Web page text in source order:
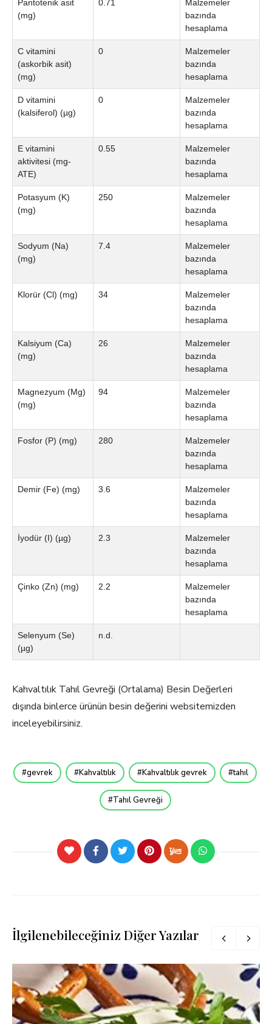
Pantotenik asit
(mg)
0.71
Malzemeler
bazında
hesaplama
C vitamini
(askorbik asit)
(mg)
0
Malzemeler
bazında
hesaplama
D vitamini
(kalsiferol) (µg)
0
Malzemeler
bazında
hesaplama
E vitamini
aktivitesi (mg-
ATE)
0.55
Malzemeler
bazında
hesaplama
Potasyum (K)
(mg)
250
Malzemeler
bazında
hesaplama
Sodyum (Na)
(mg)
7.4
Malzemeler
bazında
hesaplama
Klorür (Cl) (mg) 34
Malzemeler
bazında
hesaplama
Kalsiyum (Ca)
(mg)
26
Malzemeler
bazında
hesaplama
Magnezyum (Mg)
(mg)
94
Malzemeler
bazında
hesaplama
Fosfor (P) (mg) 280
Malzemeler
bazında
hesaplama
Demir (Fe) (mg) 3.6
Malzemeler
bazında
hesaplama
İyodür (I) (µg) 2.3
Malzemeler
bazında
hesaplama
Çinko (Zn) (mg) 2.2
Malzemeler
bazında
hesaplama
Selenyum (Se)
(µg)
n.d.
Kahvaltılık Tahıl Gevreği (Ortalama) Besin Değerleri
dışında binlerce ürünün besin değerini websitemizden
inceleyebilirsiniz.
gevrek Kahvaltılık Kahvaltılık gevrek tahıl
Tahıl Gevreği
İlgilenebileceğiniz Diğer Yazılar